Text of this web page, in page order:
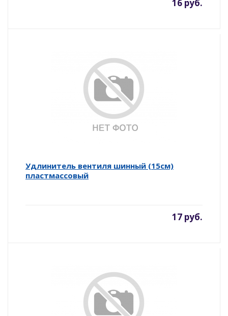
16 руб.
Удлинитель вентиля шинный (15см)
пластмассовый
17 руб.